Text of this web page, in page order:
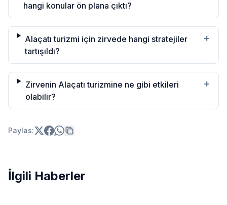
hangi konular ön plana çıktı?
Alaçatı turizmi için zirvede hangi stratejiler
tartışıldı?
+
Zirvenin Alaçatı turizmine ne gibi etkileri
olabilir?
+
Paylas:
İlgili Haberler